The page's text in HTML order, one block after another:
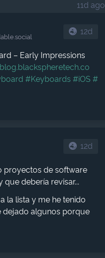
11d ago
12d
– Early Impressions
blog.blackspheretech.co
#Keyboards #iOS #
12d
proyectos de software
debería revisar...
la lista y me he tenido
dejado algunos porque